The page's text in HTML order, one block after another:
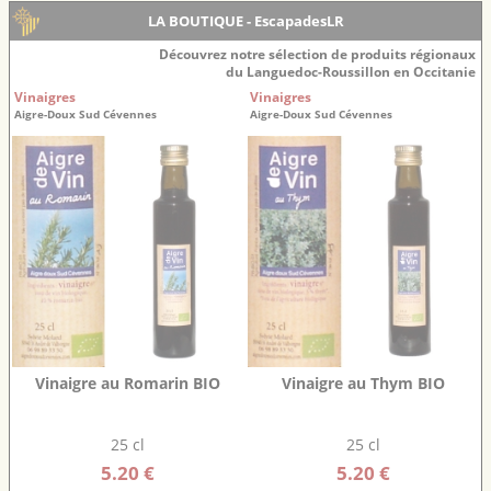
LA BOUTIQUE - EscapadesLR
Découvrez notre sélection de produits régionaux
du Languedoc-Roussillon en Occitanie
Vinaigres
Aigre-Doux Sud Cévennes
Vinaigre au Romarin BIO
25 cl
5.20 €
Vinaigres
Aigre-Doux Sud Cévennes
Vinaigre au Thym BIO
25 cl
5.20 €